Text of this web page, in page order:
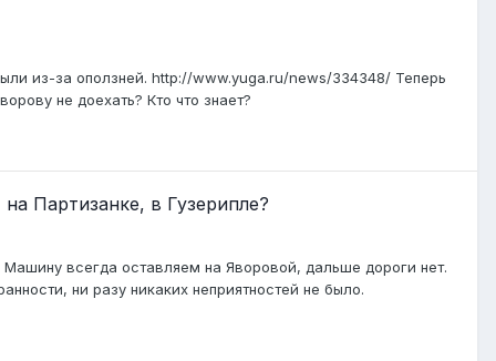
из-за оползней. http://www.yuga.ru/news/334348/ Теперь
не доехать? Кто что знает?
Партизанке, в Гузерипле?
всегда оставляем на Яворовой, дальше дороги нет.
ни разу никаких неприятностей не было.